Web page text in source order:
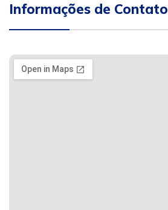
Informações de Contato